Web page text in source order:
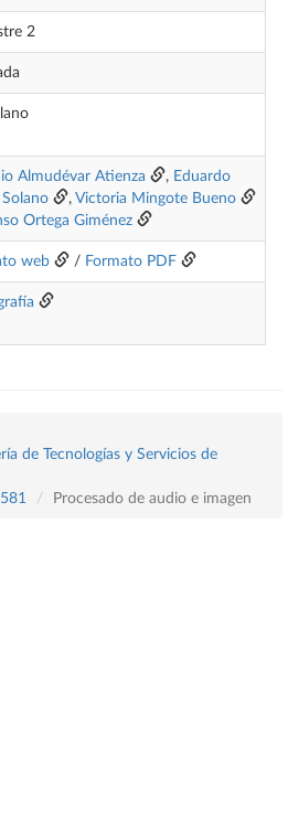
2
Almudévar Atienza , Eduardo
Solano
, Victoria Mingote Bueno
Ortega Giménez
web / Formato PDF
de Tecnologías y Servicios de
Procesado de audio e imagen